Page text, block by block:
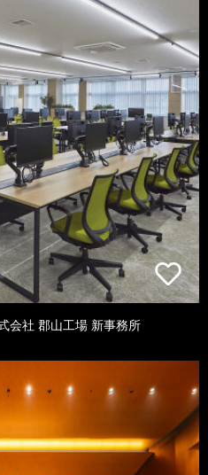
会社 郡山工場 新事務所